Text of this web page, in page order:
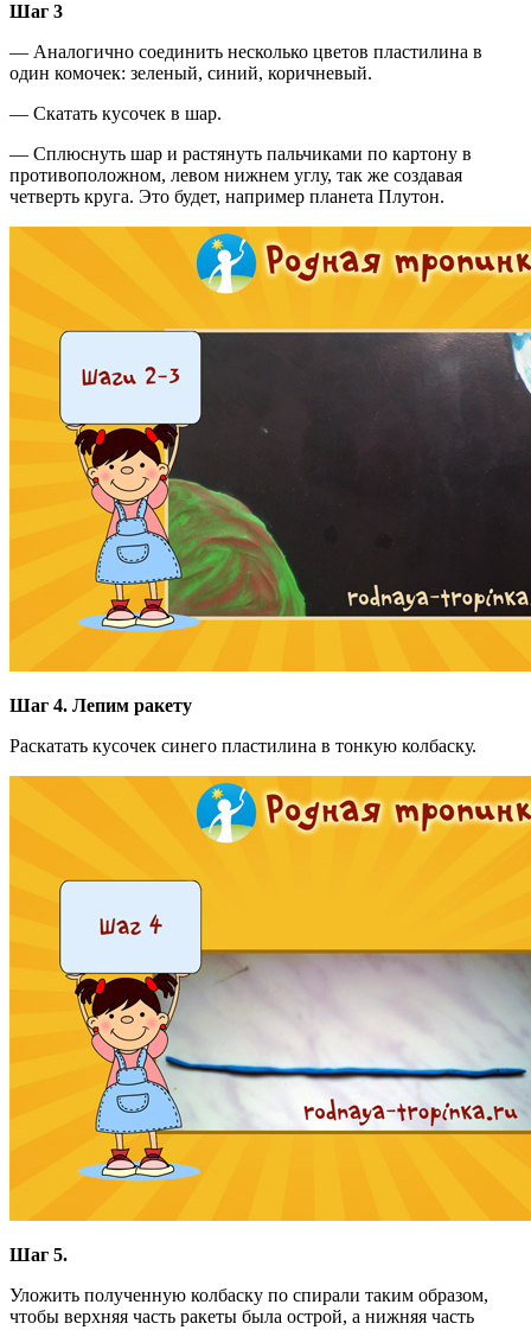
Шаг 3
— Аналогично соединить несколько цветов пластилина в
один комочек: зеленый, синий, коричневый.
— Скатать кусочек в шар.
— Сплюснуть шар и растянуть пальчиками по картону в
противоположном, левом нижнем углу, так же создавая
четверть круга. Это будет, например планета Плутон.
Шаг 4. Лепим ракету
Раскатать кусочек синего пластилина в тонкую колбаску.
Шаг 5.
Уложить полученную колбаску по спирали таким образом,
чтобы верхняя часть ракеты была острой, а нижняя часть